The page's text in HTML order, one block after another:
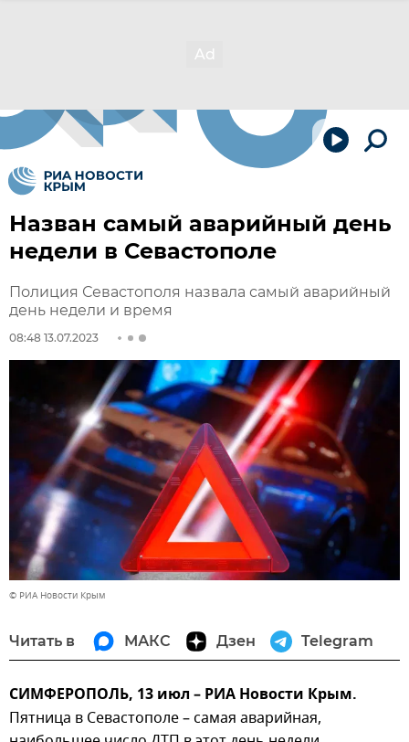
Назван самый аварийный день
недели в Севастополе
Полиция Севастополя назвала самый аварийный
день недели и время
08:48 13.07.2023
© РИА Новости Крым
Читать в МАКС Дзен Telegram
СИМФЕРОПОЛЬ, 13 июл – РИА Новости Крым.
Пятница в Севастополе – самая аварийная,